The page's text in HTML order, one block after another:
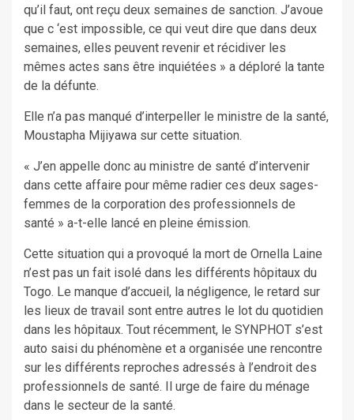
qu’il faut, ont reçu deux semaines de sanction. J’avoue
que c ‘est impossible, ce qui veut dire que dans deux
semaines, elles peuvent revenir et récidiver les
mêmes actes sans être inquiétées » a déploré la tante
de la défunte.
Elle n’a pas manqué d’interpeller le ministre de la santé,
Moustapha Mijiyawa sur cette situation.
« J’en appelle donc au ministre de santé d’intervenir
dans cette affaire pour même radier ces deux sages-
femmes de la corporation des professionnels de
santé » a-t-elle lancé en pleine émission.
Cette situation qui a provoqué la mort de Ornella Laine
n’est pas un fait isolé dans les différents hôpitaux du
Togo. Le manque d’accueil, la négligence, le retard sur
les lieux de travail sont entre autres le lot du quotidien
dans les hôpitaux. Tout récemment, le SYNPHOT s’est
auto saisi du phénomène et a organisée une rencontre
sur les différents reproches adressés à l’endroit des
professionnels de santé. Il urge de faire du ménage
dans le secteur de la santé.